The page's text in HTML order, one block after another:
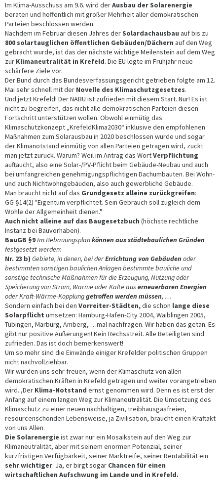
Im Klima-Ausschuss am 9.6. wird derAusbau der Solarenergie
beraten und hoffentlich mit großer Mehrheit aller demokratischen
Parteien beschlossen werden.
Nachdem im Februar diesen Jahres derSolardachausbau auf bis zu
800 solartauglichen öffentlichen Gebäuden/Dächern auf den Weg
gebracht wurde, ist das der nächste wichtige Meilenstein auf dem Weg
zur Klimaneutralität in Krefeld. Die EU legte im Frühjahr neue
schärfere Ziele vor.
Der Bund durch das Bundesverfassungsgericht getrieben folgte am 12.
Mai sehr schnell mit der Novelle des Klimaschutzgesetzes.
Und jetzt Krefeld! Der NABU ist zufrieden mit diesem Start. Nur! Es ist
nicht zu begreifen, das nicht alle demokratischen Parteien diesen
Fortschritt unterstützen wollen. Obwohl einmütig das
Klimaschutzkonzept „KrefeldKlima2030“ inklusive den empfohlenen
Maßnahmen zum Solarausbau in 2020 beschlossen wurde und sogar
der Klimanotstand einmütig von allen Parteien getragen wird, zuckt
man jetzt zurück. Warum? Weil im Antrag das WortVerpflichtung
auftaucht, also eine Solar-/PV-Pflicht beim Gebäude-Neubau und auch
bei umfangreichen genehmigungspflichtigen Dachumbauten. Bei Wohn-
und auch Nichtwohngebäuden, also auch gewerbliche Gebäude.
Man braucht nicht auf das Grundgesetz alleine zurückgreifen:
GG §14(2) "Eigentum verpflichtet. Sein Gebrauch soll zugleich dem
Wohle der Allgemeinheit dienen."
Auch nicht alleine auf das Baugesetzbuch (höchste rechtliche
Instanz bei Bauvorhaben).
BauGB §9Im Bebauungsplankönnen aus städtebaulichen Gründen
festgesetzt werden:
Nr. 23 b) Gebiete, in denen, bei derErrichtung von Gebäuden oder
bestimmten sonstigen baulichen Anlagen bestimmte bauliche und
sonstige technische Maßnahmen für die Erzeugung, Nutzung oder
Speicherung von Strom, Wärme oder Kälte aus erneuerbaren Energien
oder Kraft-Wärme-Kopplunggetroffen werden müssen, …
Sondern einfach bei den Vorreiter-Städten,die schon lange diese
Solarpflicht umsetzen: Hamburg-Hafen-City 2004, Waiblingen 2005,
Tübingen, Marburg, Amberg, …mal nachfragen. Wir haben das getan. Es
gibt nur positive Äußerungen! Kein Rechsstreit. Alle Beteiligten sind
zufrieden. Das ist doch bemerkenswert!
Um so mehr sind die Einwände einiger Krefelder politischen Gruppen
nicht nachvollziehbar.
Wir würden uns sehr freuen, wenn der Klimaschutz von allen
demokratischen Kräften in Krefeld getragen und weiter vorangetrieben
wird. ,Der Klima-Notstand ernst genommen wird. Denn es ist erst der
Anfang auf einem langen Weg zur Klimaneutralität. Die Umsetzung des
Klimaschutz zu einer neuen nachhaltigen, treibhausgasfreien,
resourcenschonden Lebensweise, ja Zivilisation, braucht einen Kraftakt
von uns Allen.
Die Solarenergie ist zwar nur ein Mosaikstein auf den Weg zur
Klimaneutralität, aber mit seinem enormen Potenzial, seiner
kurzfristigen Verfügbarkeit, seiner Marktreife, seiner Rentabilität ein
sehr wichtiger. Ja, er birgt sogar Chancen für einen
wirtschaftlichen Aufschwung im Lande und in Krefeld.